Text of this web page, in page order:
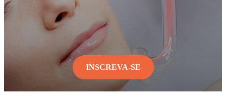
INSCREVA-SE